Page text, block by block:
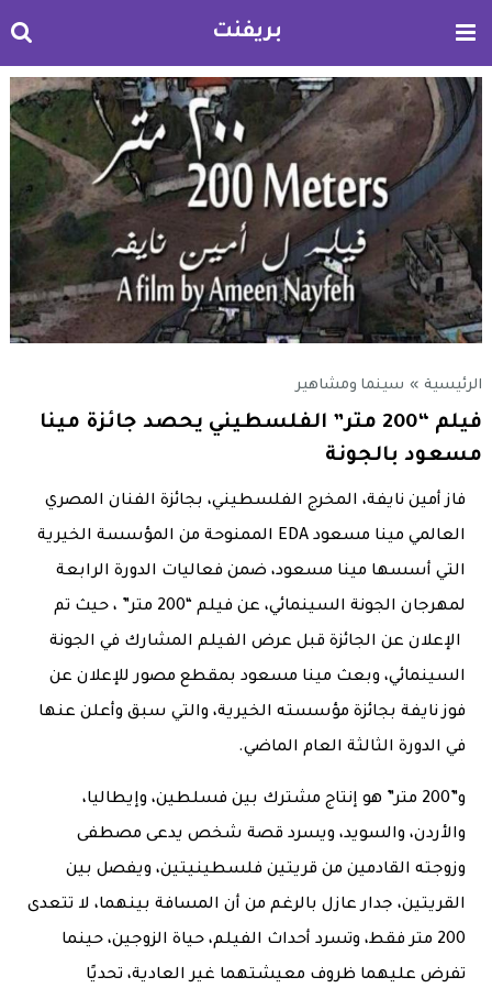
بريفنت
الرئيسية » سينما ومشاهير
فيلم “200 متر” الفلسطيني يحصد جائزة مينا
مسعود بالجونة
فاز أمين نايفة، المخرج الفلسطيني، بجائزة الفنان المصري
العالمي مينا مسعود EDA الممنوحة من المؤسسة الخيرية
التي أسسها مينا مسعود، ضمن فعاليات الدورة الرابعة
لمهرجان الجونة السينمائي، عن فيلم “200 متر” ، حيث تم
الإعلان عن الجائزة قبل عرض الفيلم المشارك في الجونة
السينمائي، وبعث مينا مسعود بمقطع مصور للإعلان عن
فوز نايفة بجائزة مؤسسته الخيرية، والتي سبق وأعلن عنها
في الدورة الثالثة العام الماضي.
و”200 متر” هو إنتاج مشترك بين فسلطين، وإيطاليا،
والأردن، والسويد، ويسرد قصة شخص يدعى مصطفى
وزوجته القادمين من قريتين فلسطينيتين، ويفصل بين
القريتين، جدار عازل بالرغم من أن المسافة بينهما، لا تتعدى
200 متر فقط، وتسرد أحداث الفيلم، حياة الزوجين، حينما
تفرض عليهما ظروف معيشتهما غير العادية، تحديًا